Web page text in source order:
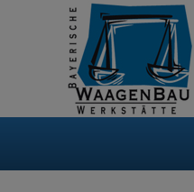
Seriell RS232 auf
Schnittstellenkonverter
RS232 Daten in
Funktioniert wie eine
Verwendet Standard
Datenbearbeitung vor